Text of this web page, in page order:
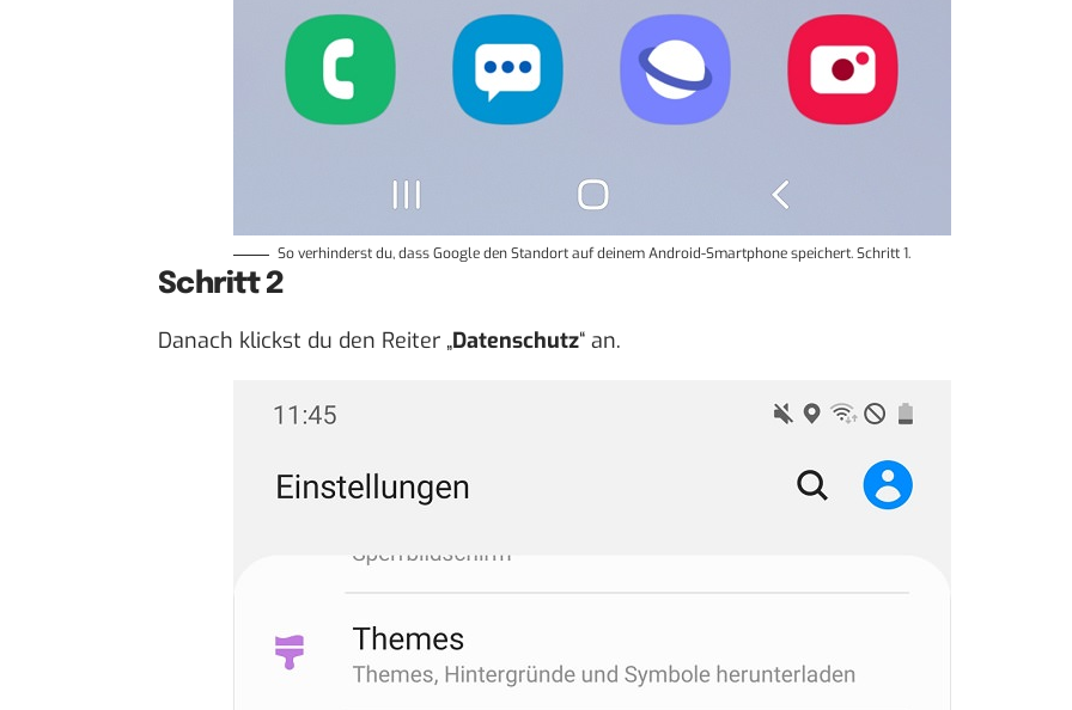
So verhinderst du, dass Google den Standort auf deinem Android-Smartphone speichert. Schritt 1.
Schritt 2
Danach klickst du den Reiter „Datenschutz“ an.